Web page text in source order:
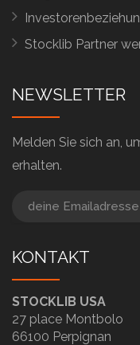
Stocklib Partner
NEWSLETTER
Melden Sie sich an,
erhalten.
KONTAKT
STOCKLIB USA
27 place Montbolo
66100 Perpignan